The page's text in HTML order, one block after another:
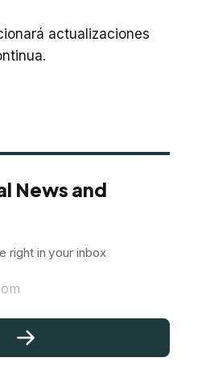
actualizaciones
News and
right in your inbox